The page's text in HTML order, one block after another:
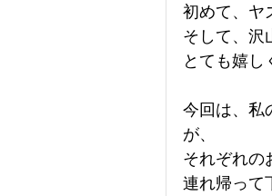
初めて、ヤ
そして、沢
とても嬉し
今回は、私
が、
それぞれの
連れ帰って